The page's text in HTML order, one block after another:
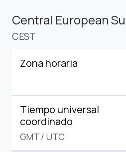
Central European
CEST
Zona horaria
Tiempo universal
coordinado
GMT / UTC